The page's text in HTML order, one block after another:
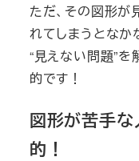
ただ、その図形
れてしまうとなか
“見えない問題”
的です！
図形が苦手
的！